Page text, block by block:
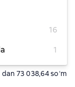
16
1
dan 73 038,64 soʻm
dan 73 038,64 soʻm